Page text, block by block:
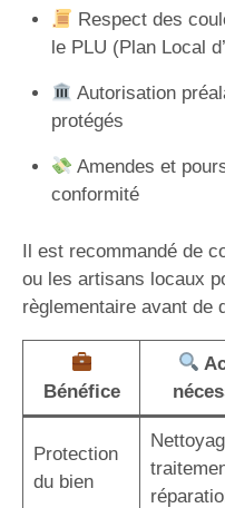
Respect des
le PLU (Plan Local
Autorisation
protégés
Amendes et
conformité
Il est recommandé de
ou les artisans locaux
règlementaire avant de
Bénéfice
Protection
du bien